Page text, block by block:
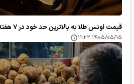
قیمت اونس طلا به بالاترین حد خود در ۷ هفته اخیر رسید
۱۴۰۵/۰۵/۱۵ ۱۱:۲۲